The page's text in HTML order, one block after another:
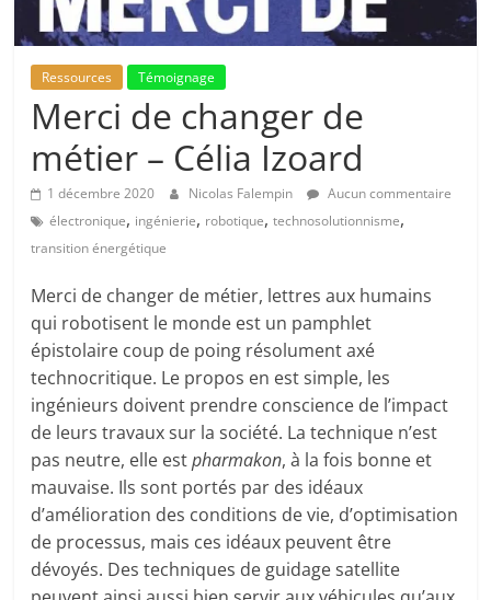
Ressources Témoignage
Merci de changer de
métier – Célia Izoard
1 décembre 2020 Nicolas Falempin
Aucun commentaire
électronique, ingénierie, robotique,technosolutionnisme,
transition énergétique
Merci de changer de métier, lettres aux humains
qui robotisent le monde est un pamphlet
épistolaire coup de poing résolument axé
technocritique. Le propos en est simple, les
ingénieurs doivent prendre conscience de l’impact
de leurs travaux sur la société. La technique n’est
pas neutre, elle estpharmakon, à la fois bonne et
mauvaise. Ils sont portés par des idéaux
d’amélioration des conditions de vie, d’optimisation
de processus, mais ces idéaux peuvent être
dévoyés. Des techniques de guidage satellite